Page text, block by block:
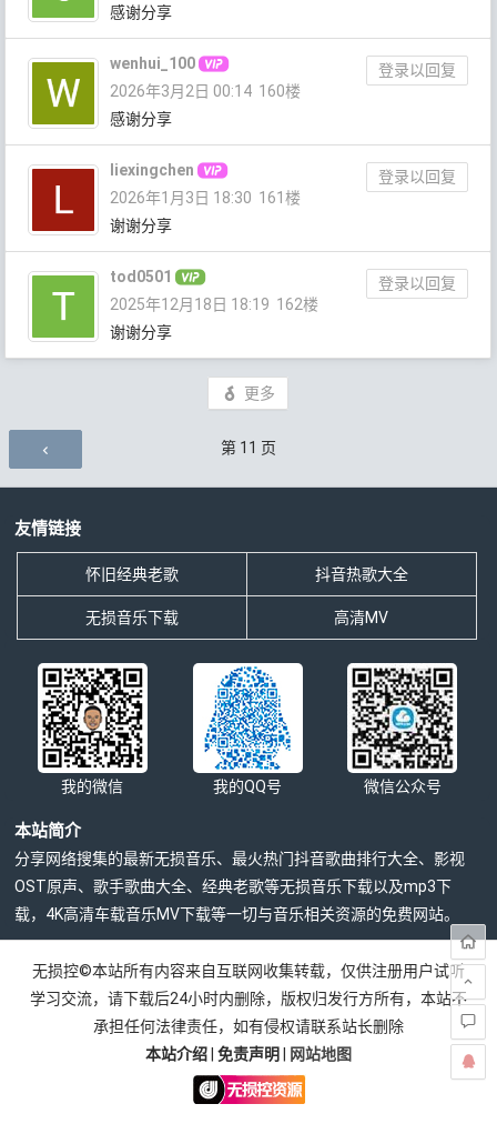
感谢分享
wenhui_100
登录以回复
2026年3月2日 00:14 160楼
感谢分享
liexingchen
登录以回复
2026年1月3日 18:30 161楼
谢谢分享
tod0501
登录以回复
2025年12月18日 18:19 162楼
谢谢分享
更多
评论导航 第 11 页
友情链接
怀旧经典老歌 抖音热歌大全
无损音乐下载 高清MV
我的微信 我的QQ号 微信公众号
本站简介
分享网络搜集的最新无损音乐、最火热门抖音歌曲排行大全、影视
OST原声、歌手歌曲大全、经典老歌等无损音乐下载以及mp3下
载，4K高清车载音乐MV下载等一切与音乐相关资源的免费网站。
无损控©本站所有内容来自互联网收集转载，仅供注册用户试听
学习交流，请下载后24小时内删除，版权归发行方所有，本站不
承担任何法律责任，如有侵权请联系站长删除
本站介绍 免责声明 网站地图